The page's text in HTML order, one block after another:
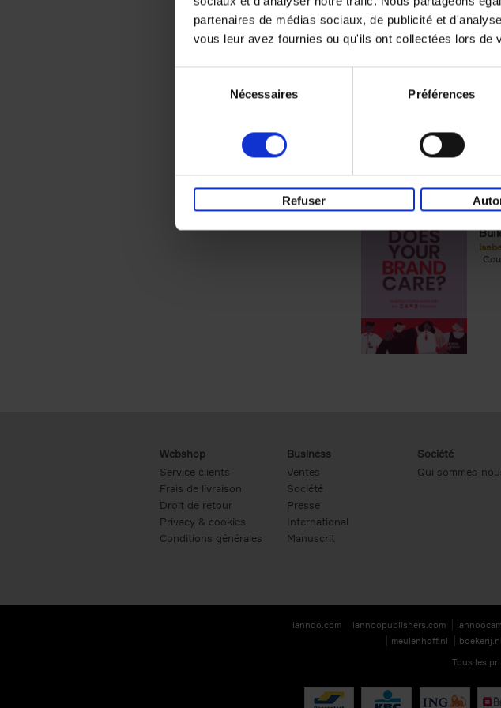
partenaires de médias sociaux, de publicité et
vous leur avez fournies ou qu'ils ont collectées lors de
Nécessaires Préférences
Refuser
Webshop
Service clients
Frais de livraison
Droit de retour
Privacy & cookies
Conditions générales
Business
Ventes
Société
Presse
International
Manuscrit
Société
Qui sommes-
lannoo.com lannoopublishers.com
meulenhoff.nl
boekerij.nl
Tous les